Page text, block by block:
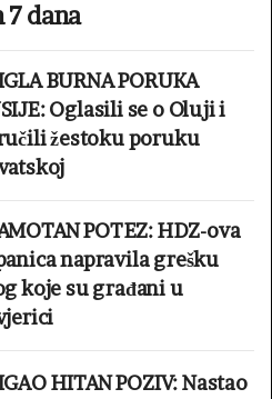
dana
BURNA PORUKA
Oglasili se o Oluji i
žestoku poruku
POTEZ: HDZ-ova
napravila grešku
koje su građani u
HITAN POZIV: Nastao